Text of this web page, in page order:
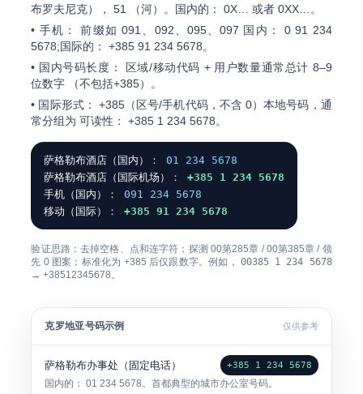
布罗夫尼克），51 （河）。国内的：0X… 或者0XX…
。
• 手机： 前缀如091、092、095、097 国内：0 91 234
5678;国际的：+385 91 234 5678。
• 国内号码长度： 区域/移动代码 + 用户数量通常总计 8–9
位数字 （不包括+385）。
• 国际形式： +385（区号/手机代码，不含 0）本地号码 ，通
常分组为 可读性：+385 1 234 5678。
萨格勒布酒店（国内）：01 234 5678
萨格勒布酒店（国际机场）：+385 1 234 5678
手机（国内）：091 234 5678
移动（国际）：+385 91 234 5678
验证思路：去掉空格、点和连字符；探测 00第285章 /00第385章 / 领
先 0图案；标准化为 +385 后仅跟数字。例如， 00385 1 234 5678
→+38512345678 。
克罗地亚号码示例 仅供参考
萨格勒布办事处（固定电话） +385 1 234 5678
国内的：01 234 5678 。首都典型的城市办公室号码。